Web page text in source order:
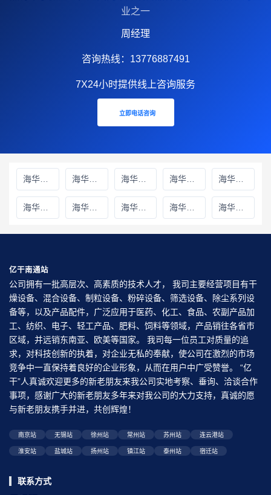
业之一
周经理
咨询热线：13776887491
7X24小时提供线上咨询服务
立即电话咨询
海华财务雅安线上分站 海华财务绵阳线上分站 海华财务甘孜藏族自治州线上分站 海华财务巴中线上分站 海华财务阿坝藏族羌族自治州线上分站
海华财务成都线上分站 海华财务遂宁线上分站 海华财务广元线上分站 海华财务广安线上分站 海华财务德阳线上分站
亿干南通站
公司拥有一批高层次、高素质的技术人才， 我司主要经营项目有干
燥设备、混合设备、制粒设备、粉碎设备、筛选设备、除尘系列设
备等，以及产品配件，广泛应用于医药、化工、食品、农副产品加
工、纺织、电子、轻工产品、肥料、饲料等领域，产品销往各省市
区域，并远销东南亚、欧美等国家。 我司每一位员工对质量的追
求，对科技创新的执着，对企业无私的奉献，使公司在激烈的市场
竞争中一直保持着良好的企业形象，从而在用户中广受赞誉。 “亿
干”人真诚欢迎更多的新老朋友来我公司实地考察、垂询、洽谈合作
事项，感谢广大的新老朋友多年来对我公司的大力支持，真诚的愿
与新老朋友携手并进，共创辉煌！
南京站 无锡站 徐州站 常州站 苏州站 连云港站
淮安站 盐城站 扬州站 镇江站 泰州站 宿迁站
联系方式